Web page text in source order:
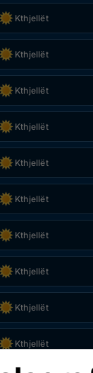
Kthjellët
Kthjellët
Kthjellët
Kthjellët
Kthjellët
Kthjellët
Kthjellët
Kthjellët
Kthjellët
Kthjellët